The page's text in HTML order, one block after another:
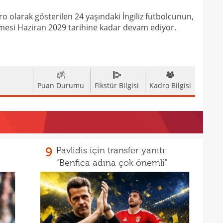
olarak gösterilen 24 yaşındaki İngiliz futbolcunun,
Haziran 2029 tarihine kadar devam ediyor.
Puan Durumu Fikstür Bilgisi Kadro Bilgisi
9 Pavlidis için transfer yanıtı:
"Benfica adına çok önemli"